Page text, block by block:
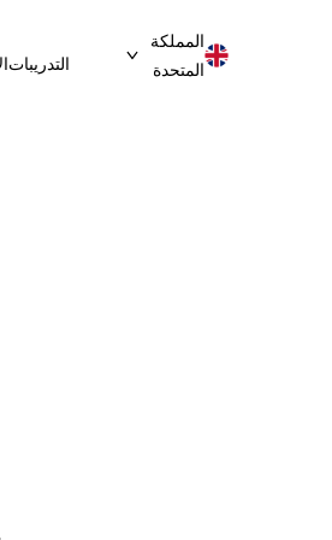
المملكة
المتحدة
التدريبات